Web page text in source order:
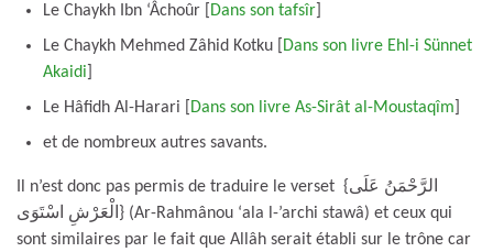
Le Chaykh Ibn ‘Âchoûr [
Dans son tafsîr
Le Chaykh Mehmed Zâhid Kotku [
Dans son livre Ehl-i Sünnet
Akaidi
Le Hâfidh Al-Harari [
Dans son livre As-Sirât al-Moustaqîm
et de nombreux autres savants.
Il n’est donc pas permis de traduire le verset {الرَّحْمَنُ عَلَى
الْعَرْشِ اسْتَوَى} (Ar-Rahmânou ‘ala l-’archi stawâ) et ceux qui
sont similaires par le fait que Allâh serait établi sur le trône car